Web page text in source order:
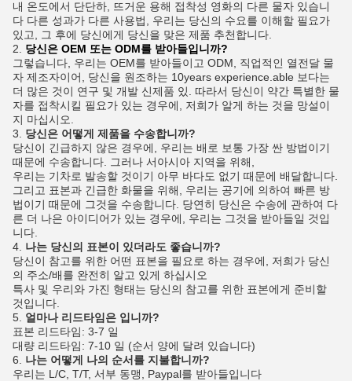
내 온도에서 단단하, 뜨거운 용해 접착성 영화의 다른 물자 있습니
다 다른 성과가 다른 사용법, 우리는 당신의 수요를 이해할 필요가
있고, 그 후에 당신에게 당신을 맞은 제품 추천합니다.
2. 당신은 OEM 또는 ODM를 받아들입니까?
그렇습니다, 우리는 OEM를 받아들이고 ODM, 직업적인 열전달 물
자 제조자이어, 당신을 원조하는 10years experience.able 보다는
더 많은 것이 연구 및 개발 신제품 있. 따라서 당신이 약간 특별한 물
자를 접착시킬 필요가 있는 경우에, 저희가 알게 하는 것을 망설이
지 마십시오.
3. 당신은 어떻게 제품을 수송합니까?
당신이 긴급하지 않은 경우에, 우리는 배로 보통 가장 싼 방법이기
때문에 수송합니다. 그러나 서아시아 지역을 위해,
우리는 기차로 발송할 것이기 아무 바다도 없기 때문에 배달합니다.
그리고 표본과 긴급한 화물을 위해, 우리는 공기에 의하여 빠른 방
법이기 때문에 그것을 수송합니다. 당연히 당신은 수송에 관하여 다
른 더 나은 아이디어가 있는 경우에, 우리는 그것을 받아들일 것입
니다.
4. 나는 당신의 표본이 있더라도 좋습니까?
당신이 참고를 위한 어떤 표본을 필요로 하는 경우에, 저희가 당신
의 주소/배를 완전히 알고 있게 하십시오
특사 및 우리와 가진 형태는 당신의 참고를 위한 표본에게 준비할
것입니다.
5. 얼마나 리드타임은 입니까?
표본 리드타임: 3-7 일
대량 리드타임: 7-10 일 (순서 양에 달려 있습니다)
6. 나는 어떻게 나의 순서를 지불합니까?
우리는 L/C, T/T, 서부 동맹, Paypal를 받아들입니다